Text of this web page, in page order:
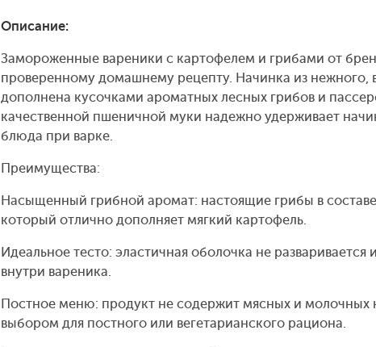
Описание:
Замороженные вареники с картофелем и грибами от
проверенному домашнему рецепту. Начинка из
дополнена кусочками ароматных лесных грибов и
качественной пшеничной муки надежно удерживает
блюда при варке.
Преимущества:
Насыщенный грибной аромат: настоящие грибы в
который отлично дополняет мягкий картофель.
Идеальное тесто: эластичная оболочка не
внутри вареника.
Постное меню: продукт не содержит мясных и молочных
выбором для постного или вегетарианского рациона.